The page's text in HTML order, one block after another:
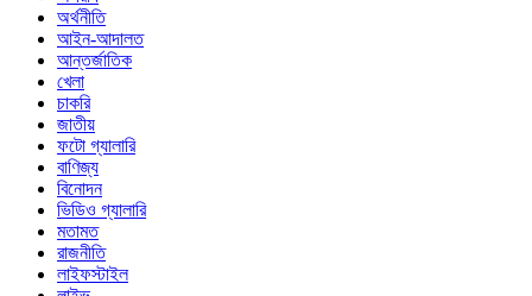
অর্থনীতি
আইন-আদালত
আন্তর্জাতিক
খেলা
চাকরি
জাতীয়
ফটো গ্যালারি
বাণিজ্য
বিনোদন
ভিডিও গ্যালারি
মতামত
রাজনীতি
লাইফস্টাইল